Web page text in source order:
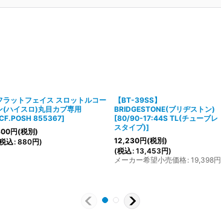
ラットフェイス スロットルコー
(ハイスロ)丸目カブ専用
855367]
円(税別)
込: 880円)
【BT-39SS】
BRIDGESTONE(ブリヂストン)
[80/90-17:44S TL(チューブレ
スタイプ)]
12,230円(税別)
(税込: 13,453円)
メーカー希望小売価格: 19,398円